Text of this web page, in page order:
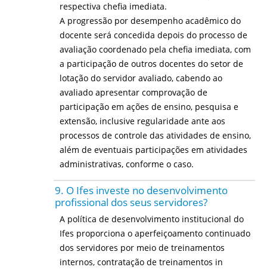
respectiva chefia imediata.
A progressão por desempenho acadêmico do
docente será concedida depois do processo de
avaliação coordenado pela chefia imediata, com
a participação de outros docentes do setor de
lotação do servidor avaliado, cabendo ao
avaliado apresentar comprovação de
participação em ações de ensino, pesquisa e
extensão, inclusive regularidade ante aos
processos de controle das atividades de ensino,
além de eventuais participações em atividades
administrativas, conforme o caso.
9. O Ifes investe no desenvolvimento
profissional dos seus servidores?
A política de desenvolvimento institucional do
Ifes proporciona o aperfeiçoamento continuado
dos servidores por meio de treinamentos
internos, contratação de treinamentos in